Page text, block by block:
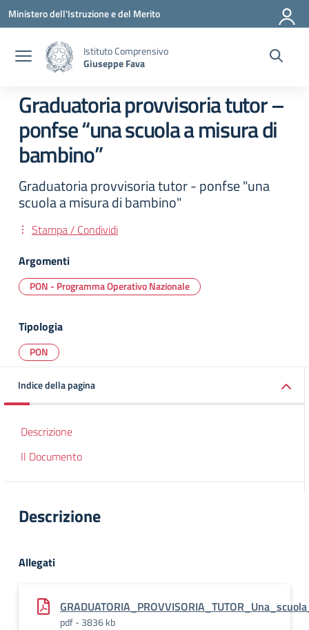
Vai ai contenuti
Vai al menu di navigazione
Vai al footer
Ministero dell'Istruzione e del Merito
Istituto Comprensivo
Giuseppe Fava
Graduatoria provvisoria tutor –
ponfse “una scuola a misura di
bambino”
Graduatoria provvisoria tutor - ponfse "una
scuola a misura di bambino"
Stampa / Condividi
Argomenti
PON - Programma Operativo Nazionale
Tipologia
PON
Indice della pagina
Descrizione
Il Documento
Descrizione
Allegati
pdf - 3836 kb